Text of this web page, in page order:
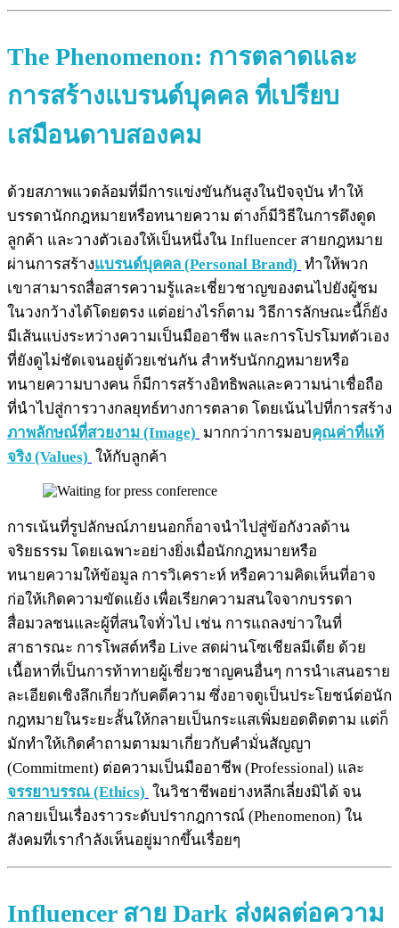
The Phenomenon: การตลาดและ
การสร้างแบรนด์บุคคล ที่เปรียบ
เสมือนดาบสองคม
ด้วยสภาพแวดล้อมที่มีการแข่งขันกันสูงในปัจจุบัน ทำให้
บรรดานักกฎหมายหรือทนายความ ต่างก็มีวิธีในการดึงดูด
ลูกค้า และวางตัวเองให้เป็นหนึ่งใน Influencer สายกฎหมาย
ผ่านการสร้างแบรนด์บุคคล (Personal Brand) ทำให้พวก
เขาสามารถสื่อสารความรู้และเชี่ยวชาญของตนไปยังผู้ชม
ในวงกว้างได้โดยตรง แต่อย่างไรก็ตาม วิธีการลักษณะนี้ก็ยัง
มีเส้นแบ่งระหว่างความเป็นมืออาชีพ และการโปรโมทตัวเอง
ที่ยังดูไม่ชัดเจนอยู่ด้วยเช่นกัน สำหรับนักกฎหมายหรือ
ทนายความบางคน ก็มีการสร้างอิทธิพลและความน่าเชื่อถือ
ที่นำไปสู่การวางกลยุทธ์ทางการตลาด โดยเน้นไปที่การสร้าง
ภาพลักษณ์ที่สวยงาม (Image) มากกว่าการมอบคุณค่าที่แท้
จริง (Values) ให้กับลูกค้า
การเน้นที่รูปลักษณ์ภายนอกก็อาจนำไปสู่ข้อกังวลด้าน
จริยธรรม โดยเฉพาะอย่างยิ่งเมื่อนักกฎหมายหรือ
ทนายความให้ข้อมูล การวิเคราะห์ หรือความคิดเห็นที่อาจ
ก่อให้เกิดความขัดแย้ง เพื่อเรียกความสนใจจากบรรดา
สื่อมวลชนและผู้ที่สนใจทั่วไป เช่น การแถลงข่าวในที่
สาธารณะ การโพสต์หรือ Live สดผ่านโซเชียลมีเดีย ด้วย
เนื้อหาที่เป็นการท้าทายผู้เชี่ยวชาญคนอื่นๆ การนำเสนอราย
ละเอียดเชิงลึกเกี่ยวกับคดีความ ซึ่งอาจดูเป็นประโยชน์ต่อนัก
กฎหมายในระยะสั้นให้กลายเป็นกระแสเพิ่มยอดติดตาม แต่ก็
มักทำให้เกิดคำถามตามมาเกี่ยวกับคำมั่นสัญญา
(Commitment) ต่อความเป็นมืออาชีพ (Professional) และ
จรรยาบรรณ (Ethics) ในวิชาชีพอย่างหลีกเลี่ยงมิได้ จน
กลายเป็นเรื่องราวระดับปรากฎการณ์ (Phenomenon) ใน
สังคมที่เรากำลังเห็นอยู่มากขึ้นเรื่อยๆ
Influencer สาย Dark ส่งผลต่อความ